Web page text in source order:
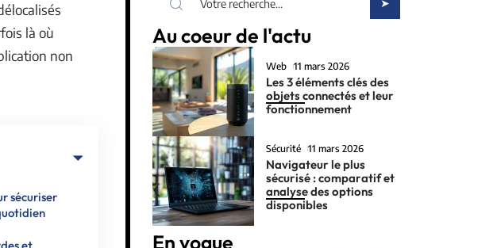
là où
non
sécuriser
Au coeur de l'actu
Web 11 mars 2026
Les 3 éléments clés des
objets connectés et leur
fonctionnement
Sécurité 11 mars 2026
Navigateur le plus
sécurisé : comparatif et
analyse des options
disponibles
En vogue